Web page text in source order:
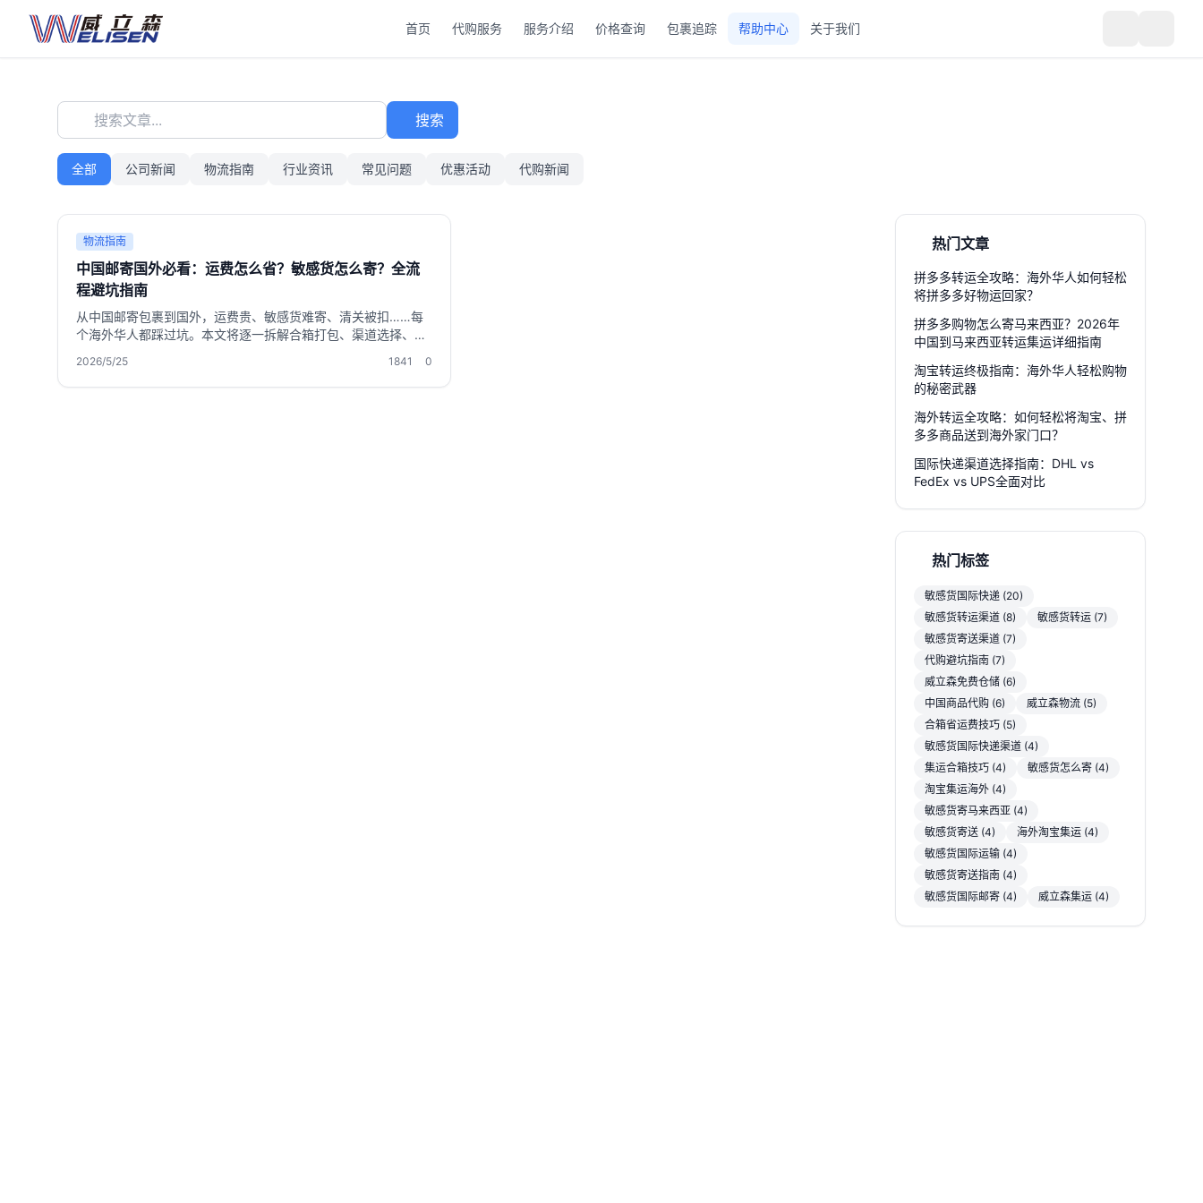
首页 代购服务 服务介绍 价格查询 包裹追踪 帮助中心 关于我们
搜索文章... 搜索
全部 公司新闻 物流指南 行业资讯 常见问题 优惠活动 代购新闻
物流指南
中国邮寄国外必看：运费怎么省？敏感货怎么寄？全流
程避坑指南
从中国邮寄包裹到国外，运费贵、敏感货难寄、清关被扣……每
个海外华人都踩过坑。本文将逐一拆解合箱打包、渠道选择、时
天、敏感货专线、合箱省运费等方案，真正让国际物流更简单。
2026/5/25 1841 0
热门文章
拼多多转运全攻略：海外华人如何轻松
将拼多多好物运回家？
拼多多购物怎么寄马来西亚？2026年
中国到马来西亚转运集运详细指南
淘宝转运终极指南：海外华人轻松购物
的秘密武器
海外转运全攻略：如何轻松将淘宝、拼
多多商品送到海外家门口？
国际快递渠道选择指南：DHL vs
FedEx vs UPS全面对比
热门标签
敏感货国际快递 (20)
敏感货转运渠道 (8)
敏感货转运 (7)
敏感货寄送渠道 (7)
代购避坑指南 (7)
威立森免费仓储 (6)
中国商品代购 (6)
威立森物流 (5)
合箱省运费技巧 (5)
敏感货国际快递渠道 (4)
集运合箱技巧 (4)
敏感货怎么寄 (4)
淘宝集运海外 (4)
敏感货寄马来西亚 (4)
敏感货寄送 (4)
海外淘宝集运 (4)
敏感货国际运输 (4)
敏感货寄送指南 (4)
敏感货国际邮寄 (4)
威立森集运 (4)